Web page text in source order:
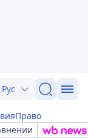
Рус
Право